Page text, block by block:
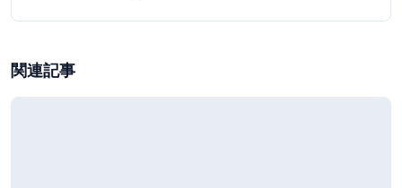
関連記事